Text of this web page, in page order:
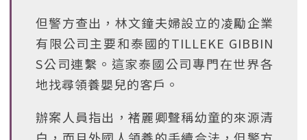
但警方查出，林文鐘夫婦設立的凌勵企業
有限公司主要和泰國的TILLEKE GIBBIN
S公司連繫。這家泰國公司專門在世界各
地找尋領養嬰兒的客戶。
辦案人員指出，褚麗卿聲稱幼童的來源清